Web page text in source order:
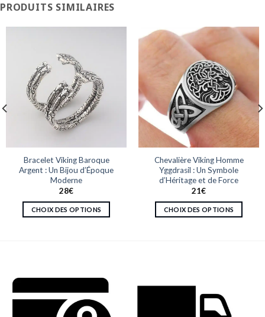
PRODUITS SIMILAIRES
Bracelet Viking Baroque
Argent : Un Bijou d’Époque
Moderne
28€
CHOIX DES OPTIONS
options
peuvent
Chevalière Viking Homme
Yggdrasil : Un Symbole
d’Héritage et de Force
21€
CHOIX DES OPTIONS
options
peuvent